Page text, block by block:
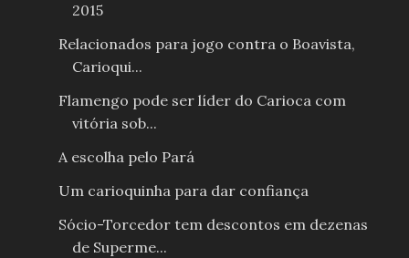
2015
Relacionados para jogo contra o Boavista,
Carioqui...
Flamengo pode ser líder do Carioca com
vitória sob...
A escolha pelo Pará
Um carioquinha para dar confiança
Sócio-Torcedor tem descontos em dezenas
de Superme...